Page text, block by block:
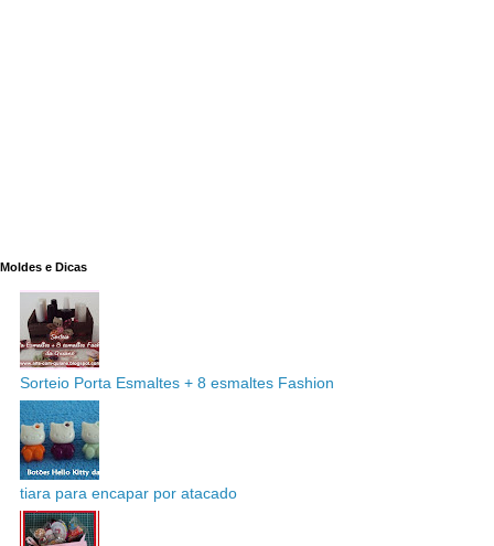
Moldes e Dicas
Sorteio Porta Esmaltes + 8 esmaltes Fashion
tiara para encapar por atacado